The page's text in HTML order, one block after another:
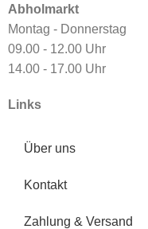
Abholmarkt
Montag - Donnerstag
09.00 - 12.00 Uhr
14.00 - 17.00 Uhr
Links
Über uns
Kontakt
Zahlung & Versand